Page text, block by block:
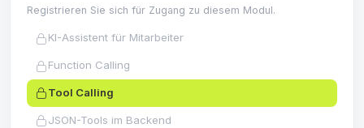
Registrieren Sie sich für Zugang zu diesem Modul.
KI-Assistent für Mitarbeiter
Function Calling
Tool Calling
JSON-Tools im Backend